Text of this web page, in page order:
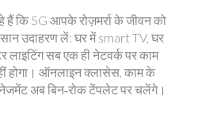
हैं कि 5G आपके रोज़मर्रा के जीवन को
उदाहरण लें: घर में smart TV, घर
लाइटिंग सब एक ही नेटवर्क पर काम
होगा। ऑनलाइन क्लासेस, काम के
अब बिन‑रोक टेंपलेट पर चलेंगे।